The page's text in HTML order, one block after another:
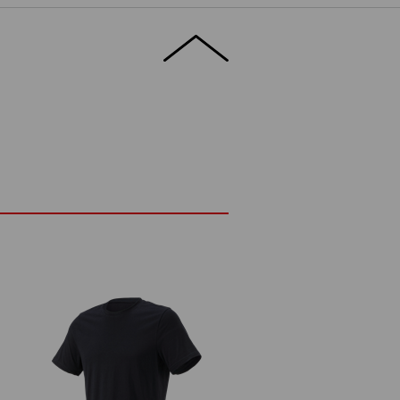
op hoge temperaturen, kan tegen een
Warm strijken